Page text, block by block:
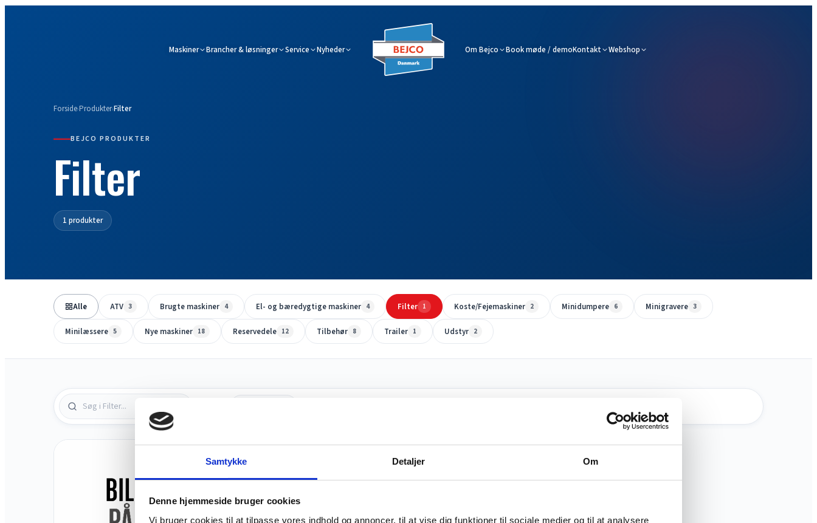
Samtykke Detaljer Om
Denne hjemmeside bruger cookies
Vi bruger cookies til at tilpasse vores indhold og annoncer, til at vise dig funktioner til sociale medier og til at analysere
Maskiner Brancher & løsninger Service Nyheder Om Bejco Book møde / demoKontakt Webshop
Forside›Produkter›Filter
BEJCO PRODUKTER
Filter
1 produkter
Alle ATV 3 Brugte maskiner 4 El- og bæredygtige maskiner 4 Filter 1 Koste/Fejemaskiner 2 Minidumpere 6 Minigravere 3
Minilæssere 5 Nye maskiner 18 Reservedele 12 Tilbehør 8 Trailer 1 Udstyr 2